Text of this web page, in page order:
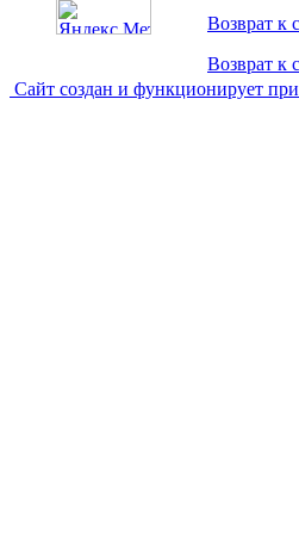
Возврат к
Возврат к
Сайт создан и функционирует